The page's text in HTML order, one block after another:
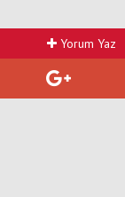
Yorum Yaz